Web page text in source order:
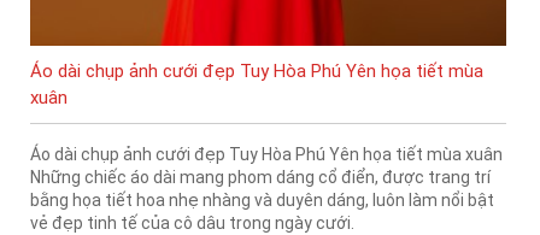
Áo dài chụp ảnh cưới đẹp Tuy Hòa Phú Yên họa tiết mùa
xuân
Áo dài chụp ảnh cưới đẹp Tuy Hòa Phú Yên họa tiết mùa xuân
Những chiếc áo dài mang phom dáng cổ điển, được trang trí
bằng họa tiết hoa nhẹ nhàng và duyên dáng, luôn làm nổi bật
vẻ đẹp tinh tế của cô dâu trong ngày cưới.